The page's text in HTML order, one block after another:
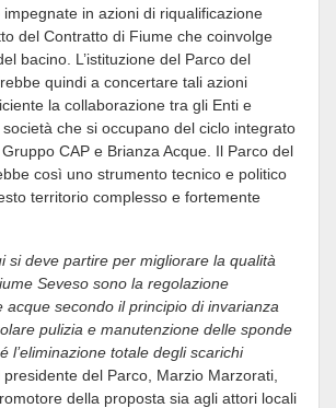
in azioni di riqualificazione
del Contratto di Fiume che coinvolge
bacino. L’istituzione del Parco del
quindi a concertare tali azioni
la collaborazione tra gli Enti e
che si occupano del ciclo integrato
CAP e Brianza Acque. Il Parco del
così uno strumento tecnico e politico
territorio complesso e fortemente
si deve partire per migliorare la qualità
Seveso sono la regolazione
acque secondo il principio di invarianza
pulizia e manutenzione delle sponde
l’eliminazione totale degli scarichi
presidente del Parco, Marzio Marzorati,
della proposta sia agli attori locali